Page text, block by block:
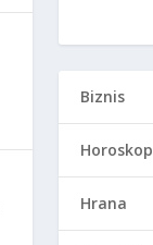
Biznis
Horoskop
Hrana